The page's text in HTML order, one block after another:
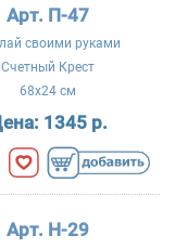
Арт. П-47
своими руками
Счетный Крест
68x24 см
1345 р.
Арт. Н-29